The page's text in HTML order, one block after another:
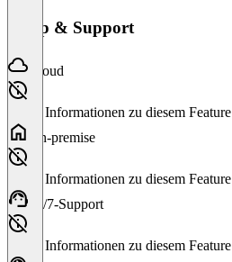
Setup & Support
Cloud
Keine Informationen zu diesem Feature
On-premise
Keine Informationen zu diesem Feature
24/7-Support
Keine Informationen zu diesem Feature